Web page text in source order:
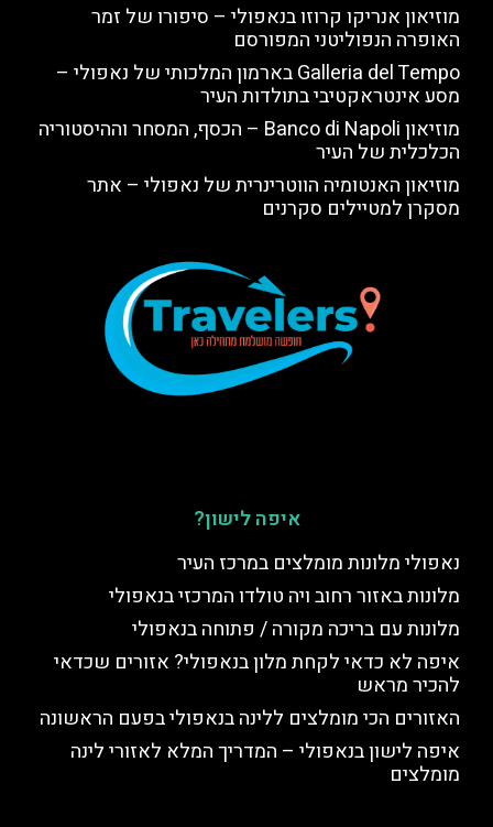
מוזיאון אנריקו קרוזו בנאפולי – סיפורו של זמר
האופרה הנפוליטני המפורסם
Galleria del Tempo בארמון המלכותי של נאפולי –
מסע אינטראקטיבי בתולדות העיר
מוזיאון Banco di Napoli – הכסף, המסחר וההיסטוריה
הכלכלית של העיר
מוזיאון האנטומיה הווטרינרית של נאפולי – אתר
מסקרן למטיילים סקרנים
איפה לישון?
נאפולי מלונות מומלצים במרכז העיר
מלונות באזור רחוב ויה טולדו המרכזי בנאפולי
מלונות עם בריכה מקורה / פתוחה בנאפולי
איפה לא כדאי לקחת מלון בנאפולי? אזורים שכדאי
להכיר מראש
האזורים הכי מומלצים ללינה בנאפולי בפעם הראשונה
איפה לישון בנאפולי – המדריך המלא לאזורי לינה
מומלצים